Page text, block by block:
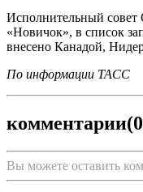
Исполнительный совет
«Новичок», в список
внесено Канадой,
По информации ТАСС
комментарии
Вы можете оставить